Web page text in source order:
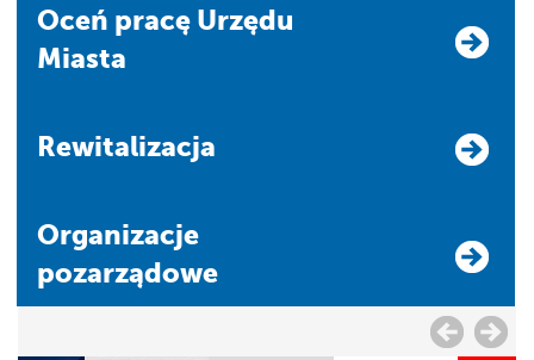
Oceń pracę Urzędu
Miasta
Rewitalizacja
Organizacje
pozarządowe